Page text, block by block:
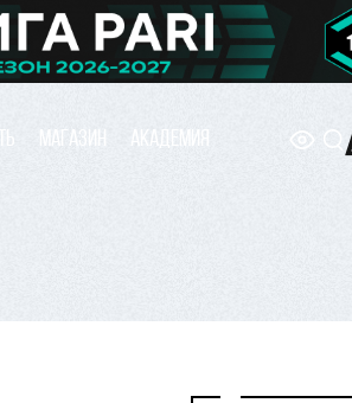
МАГАЗИН АКАДЕМИЯ